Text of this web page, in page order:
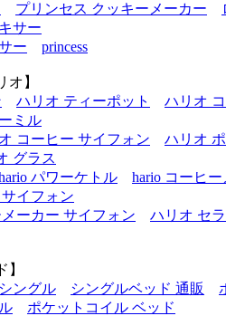
プリンセス クッキーメーカー
サー
ー
princess
】
ハリオ ティーポット
ハリオ
ミル
コーヒー サイフォン
ハリオ
グラス
パワーケトル
hario コーヒ
サイフォン
ーカー サイフォン
ハリオ セ
ングル シングルベッド 通販
ポケットコイル ベッド